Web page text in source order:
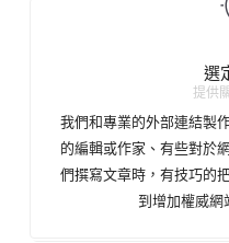
選
提供
我們和專業的外部連結製
的編輯或作家、有些對於
們撰寫文章時，有技巧的
到增加權威網